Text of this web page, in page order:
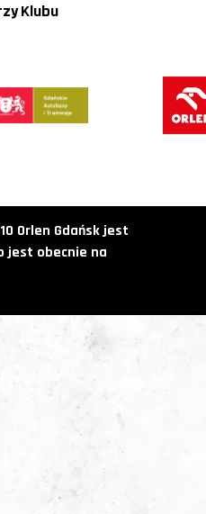
Klubu
Orlen Gdańsk jest
jest obecnie na